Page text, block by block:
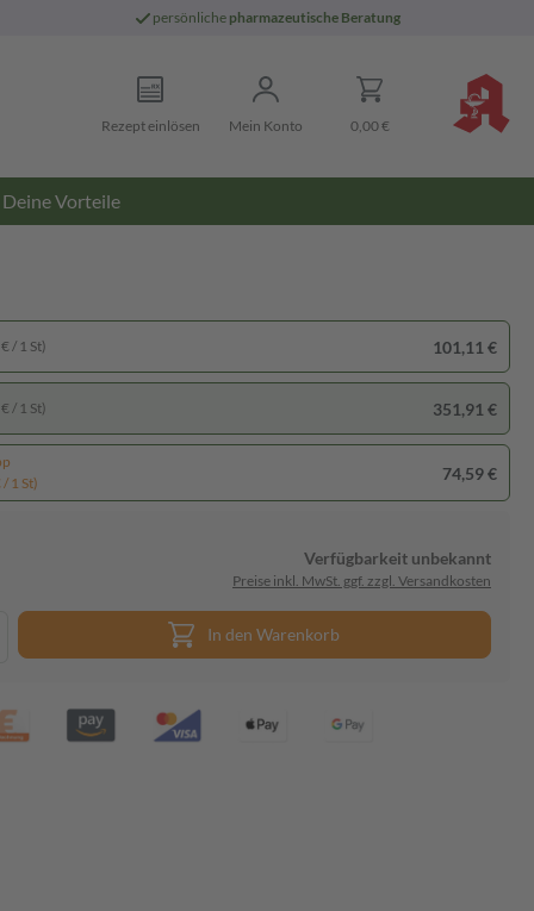
persönliche pharmazeutische Beratung
Rezept einlösen Mein Konto 0,00 €
Deine Vorteile
/ 1 St) 101,11 €
/ 1 St) 351,91 €
1 St)
74,59 €
Verfügbarkeit unbekannt
Preise inkl. MwSt. ggf. zzgl. Versandkosten
In den Warenkorb